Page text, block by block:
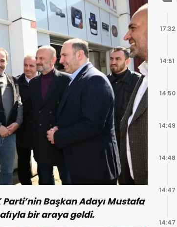
Başkan Adayı Mustafa
bir araya geldi.
17:32
14:51
14:50
14:49
14:48
14:47
14:47